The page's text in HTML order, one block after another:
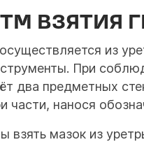
ВЗЯТИЯ
из
При
два предметных
части, нанося
взять мазок из